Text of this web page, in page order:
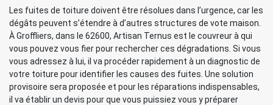
Les fuites de toiture doivent être résolues dans l’urgence, car les
dégâts peuvent s’étendre à d’autres structures de vote maison.
À Groffliers, dans le 62600, Artisan Ternus est le couvreur à qui
vous pouvez vous fier pour rechercher ces dégradations. Si vous
vous adressez à lui, il va procéder rapidement à un diagnostic de
votre toiture pour identifier les causes des fuites. Une solution
provisoire sera proposée et pour les réparations indispensables,
il va établir un devis pour que vous puissiez vous y préparer